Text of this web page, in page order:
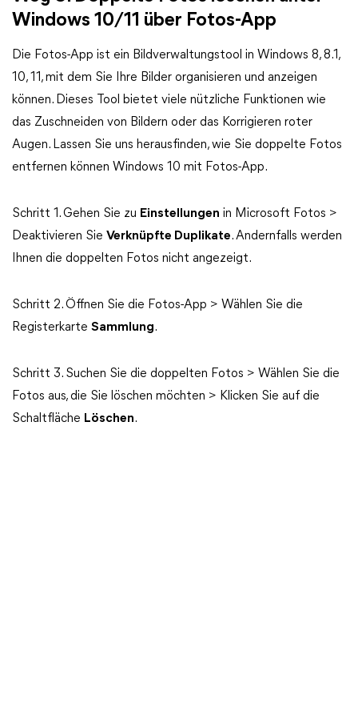
Windows 10/11 über Fotos-App
Die Fotos-App ist ein Bildverwaltungstool in Windows 8, 8.1,
10, 11, mit dem Sie Ihre Bilder organisieren und anzeigen
können. Dieses Tool bietet viele nützliche Funktionen wie
das Zuschneiden von Bildern oder das Korrigieren roter
Augen. Lassen Sie uns herausfinden, wie Sie doppelte Fotos
entfernen können Windows 10 mit Fotos-App.
Schritt 1. Gehen Sie zu Einstellungen in Microsoft Fotos >
Deaktivieren Sie Verknüpfte Duplikate. Andernfalls werden
Ihnen die doppelten Fotos nicht angezeigt.
Schritt 2. Öffnen Sie die Fotos-App > Wählen Sie die
Registerkarte Sammlung.
Schritt 3. Suchen Sie die doppelten Fotos > Wählen Sie die
Fotos aus, die Sie löschen möchten > Klicken Sie auf die
Schaltfläche Löschen.